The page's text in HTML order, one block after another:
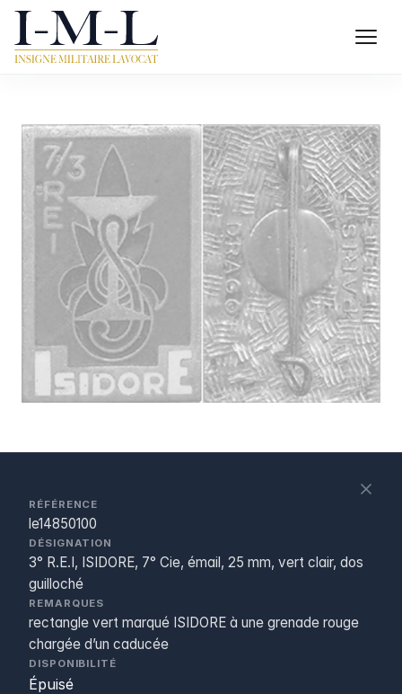
RÉFÉRENCE
le14850100
DÉSIGNATION
3° R.E.I, ISIDORE, 7° Cie, émail, 25 mm, vert clair, dos
guilloché
REMARQUES
rectangle vert marqué ISIDORE à une grenade rouge
chargée d’un caducée
DISPONIBILITÉ
Épuisé